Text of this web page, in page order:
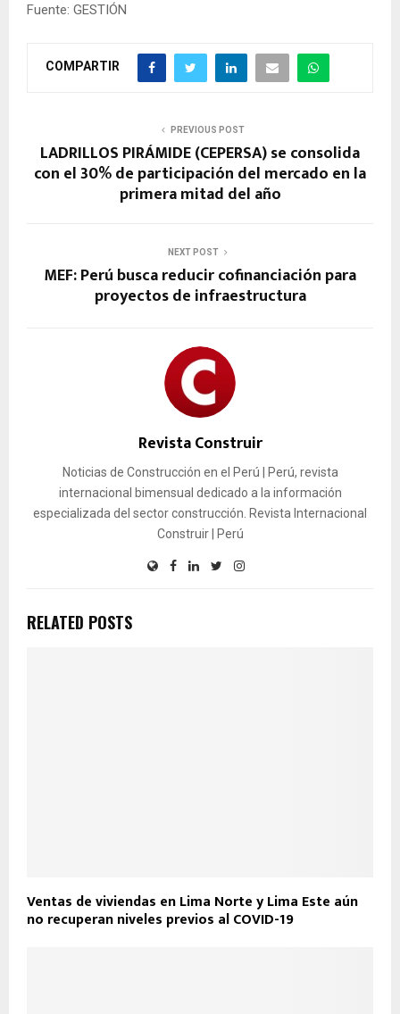
Fuente: GESTIÓN
COMPARTIR
PREVIOUS POST
LADRILLOS PIRÁMIDE (CEPERSA) se consolida
con el 30% de participación del mercado en la
primera mitad del año
NEXT POST
MEF: Perú busca reducir cofinanciación para
proyectos de infraestructura
Revista Construir
Noticias de Construcción en el Perú | Perú, revista
internacional bimensual dedicado a la información
especializada del sector construcción. Revista Internacional
Construir | Perú
RELATED POSTS
Ventas de viviendas en Lima Norte y Lima Este aún
no recuperan niveles previos al COVID-19